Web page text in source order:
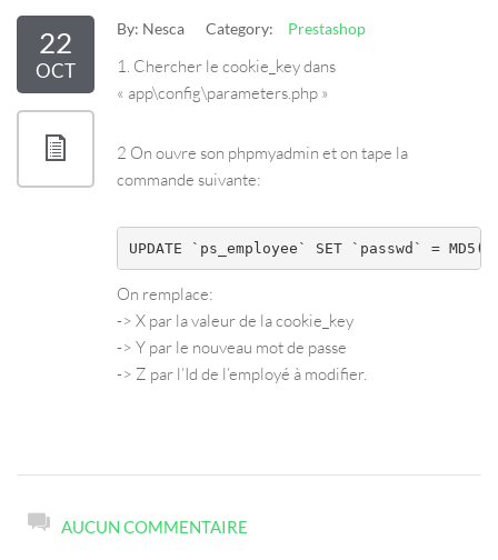
22
OCT
By: Nesca Category: Prestashop
1. Chercher le cookie_key dans
« app\config\parameters.php »
2 On ouvre son phpmyadmin et on tape la
commande suivante:
UPDATE `ps_employee` SET `passwd` =
On remplace:
-> X par la valeur de la cookie_key
-> Y par le nouveau mot de passe
-> Z par l’Id de l’employé à modifier.
AUCUN COMMENTAIRE